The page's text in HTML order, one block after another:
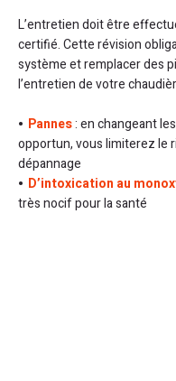
L’entretien doit être
certifié. Cette révision
système et remplacer des
l’entretien de votre
Pannes: en changeant
opportun, vous limiterez le
dépannage
D’intoxication au
très nocif pour la santé